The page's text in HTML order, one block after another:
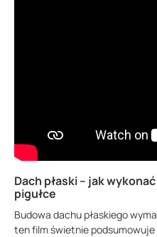
Dach płaski – jak
pigułce
Budowa dachu płaskiego
ten film świetnie